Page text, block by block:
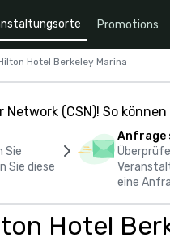
Promotions
Hotel Berkeley Marina
(CSN)! So können
Sie
Sie diese
Anfrage
eine
Hotel